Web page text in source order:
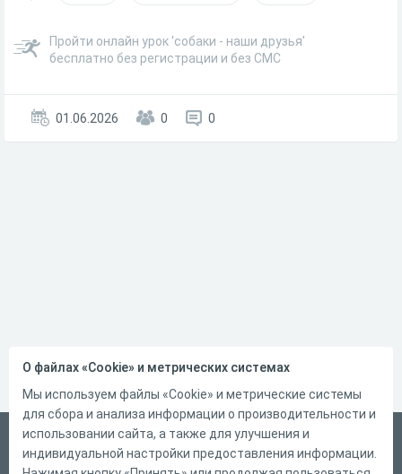
Пройти онлайн урок 'собаки - наши друзья'
бесплатно без регистрации и без СМС
01.06.2026 0 0
Русский
Справка
О файлах «Cookie» и метрических системах
Мы используем файлы «Cookie» и метрические системы
для сбора и анализа информации о производительности и
использовании сайта, а также для улучшения и
индивидуальной настройки предоставления информации.